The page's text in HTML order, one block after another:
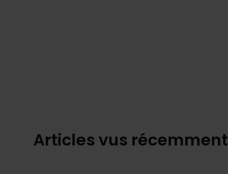
Articles vus récemment